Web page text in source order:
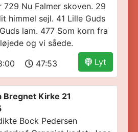
729 Nu Falmer skoven. 29
himmel sejl. 41 Lille Guds
lam. 477 Som korn fra
og vi såede.
Lyt
47:53
Kirke 21
Bock Pedersen